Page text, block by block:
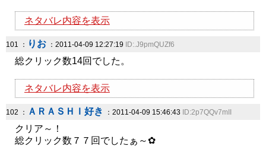
ネタバレ内容を表示
101 ： りお ：2011-04-09 12:27:19 ID:.J9pmQUZf6
総クリック数14回でした。
ネタバレ内容を表示
102 ： ＡＲＡＳＨＩ好き ：2011-04-09 15:46:43 ID:2p7QQv7mII
クリア～！
総クリック数７７回でしたぁ～✿